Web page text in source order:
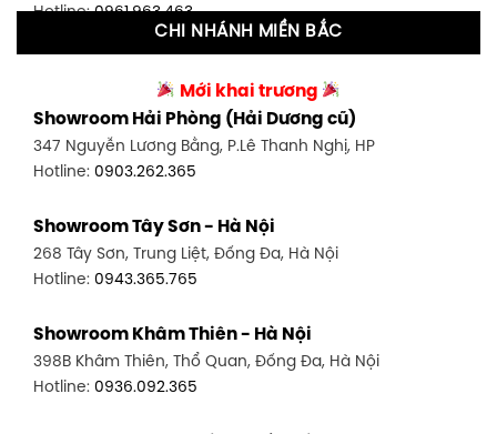
0986.71.8448
Showroom Thuận An - Bình Dương
66 đường DT743, An Phú, Thuận An, Bình Dương
Showroom Biên Hòa - Đồng Nai
452 Nguyễn Ái Quốc, Tân Tiến, TP. Biên Hòa, Đồng Nai
Hotline:0961.963.463
27-29 Nguyễn Sỹ Sách, Hưng Bình, TP Vinh, Nghệ An
Hotline:0943.960.966
Showroom Buôn Ma Thuột
Hotline:0934.02.18.18
CHI NHÁNH MIỀN BẮC
Mới khai trương
Showroom Hải Phòng (Hải Dương cũ)
347 Nguyễn Lương Bằng, P.Lê Thanh Nghị, HP
Hotline: 0903.262.365
Showroom Tây Sơn - Hà Nội
268 Tây Sơn, Trung Liệt, Đống Đa, Hà Nội
Hotline: 0943.365.765
Showroom Khâm Thiên - Hà Nội
398B Khâm Thiên, Thổ Quan, Đống Đa, Hà Nội
Hotline: 0936.092.365